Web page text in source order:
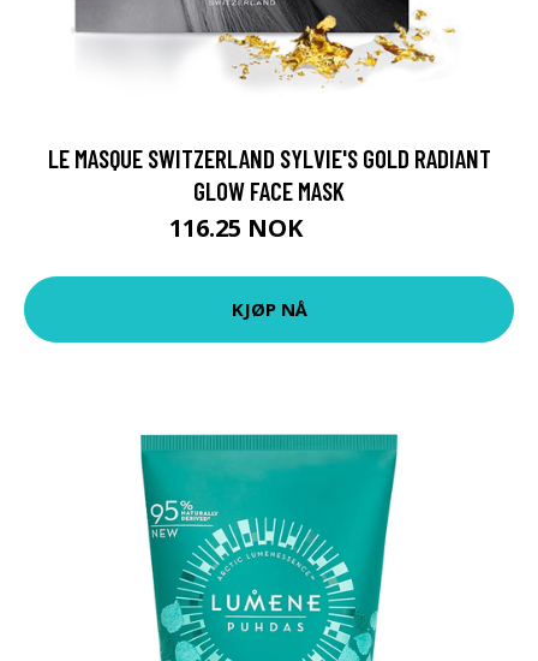
LE MASQUE SWITZERLAND SYLVIE'S GOLD RADIANT
GLOW FACE MASK
116.25 NOK
KJØP NÅ